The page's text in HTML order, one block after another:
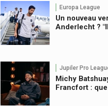
Europa League
Un nouveau
Anderlecht ?
Jupiler Pro
Michy
Francfort :